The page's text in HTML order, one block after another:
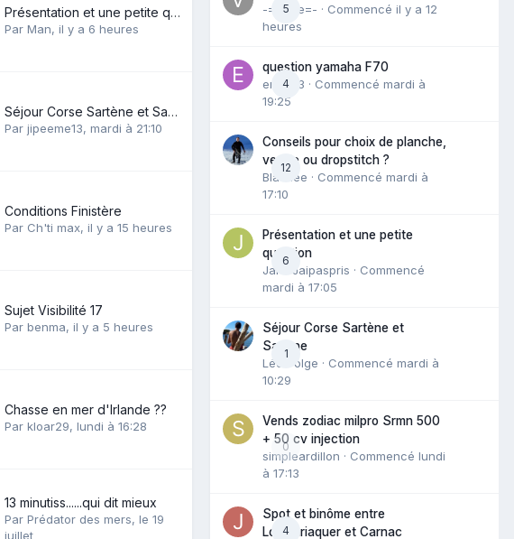
Présentation et une petite question
Par Man, il y a 6 heures
Séjour Corse Sartène et Sagone
Par jipeeme13, mardi à 21:10
Conditions Finistère
Par Ch'ti max, il y a 15 heures
Sujet Visibilité 17
Par benma, il y a 5 heures
Chasse en mer d'Irlande ??
Par kloar29, lundi à 16:28
13 minutiss......qui dit mieux
Par Prédator des mers, le 19
juillet
5
-=vince=- · Commencé il y a 12
heures
4
question yamaha F70
enzo23 · Commencé mardi à
19:25
12
Conseils pour choix de planche,
vessie ou dropstitch ?
Blaznee · Commencé mardi à
17:10
6
Présentation et une petite
question
JaivuJaipaspris · Commencé
mardi à 17:05
1
Séjour Corse Sartène et
Sagone
Léo Polge · Commencé mardi à
10:29
0
Vends zodiac milpro Srmn 500
+ 50 cv injection
simpleardillon · Commencé lundi
à 17:13
4
Spot et binôme entre
Locmariaquer et Carnac